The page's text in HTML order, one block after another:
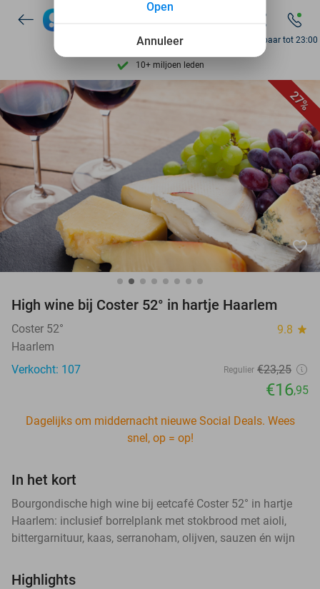
7 dagen per week beschikbaar
10+ miljoen leden
9,4 op basis van
Ontdek 15.000+ deals
7 dagen per week beschikbaar
10+ miljoen leden
Bereikbaar tot 23:00
27%
favorite_border
High wine bij Coster 52° in hartje Haarlem
Coster 52° 9.8 star
Haarlem
Verkocht: 107
Regulier €23,25
€16,95
Dagelijks om middernacht nieuwe Social Deals. Wees
snel, op = op!
In het kort
Bourgondische high wine bij eetcafé Coster 52° in hartje
Haarlem: inclusief borrelplank met stokbrood met aioli,
bittergarnituur, kaas, serranoham, olijven, sauzen én wijn
Highlights
Annuleer
Open